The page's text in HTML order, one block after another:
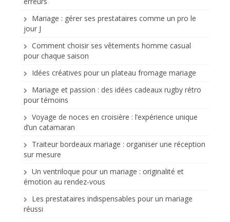
Mariage : gérer ses prestataires comme un pro le
jour J
Comment choisir ses vêtements homme casual
pour chaque saison
Idées créatives pour un plateau fromage mariage
Mariage et passion : des idées cadeaux rugby rétro
pour témoins
Voyage de noces en croisière : l’expérience unique
d’un catamaran
Traiteur bordeaux mariage : organiser une réception
sur mesure
Un ventriloque pour un mariage : originalité et
émotion au rendez-vous
Les prestataires indispensables pour un mariage
réussi